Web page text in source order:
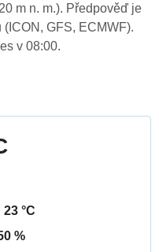
m n. m.). Předpověď je
GFS, ECMWF).
v 08:00.
23 °C
%